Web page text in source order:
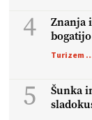
4
Znanja
bogatijo
Turizem na
5
Šunka